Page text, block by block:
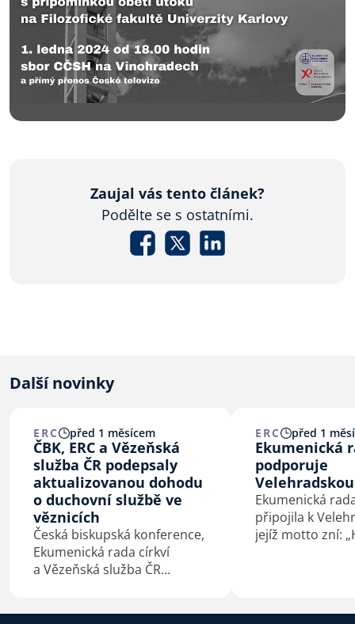
Zaujal vás tento článek?
Podělte se s ostatními.
Další novinky
ERC před 1 měsícem
ČBK, ERC a Vězeňská
služba ČR podepsaly
aktualizovanou dohodu
o duchovní službě ve
věznicích
Česká biskupská konference,
Ekumenická rada církví
a Vězeňská služba ČR
ERC před 1
Ekumenická
podporuje
Ekumenická
připojila k
jejíž motto zní: